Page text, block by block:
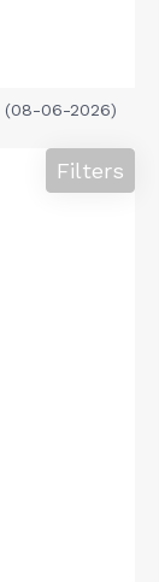
(08-06-2026)
Filters